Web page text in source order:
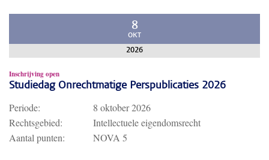
8
OKT
2026
Inschrijving open
Studiedag Onrechtmatige Perspublicaties 2026
Periode:
8 oktober 2026
Rechtsgebied:
Intellectuele eigendomsrecht
Aantal punten:
NOVA 5